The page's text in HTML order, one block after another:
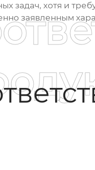
задач, хотя и
заявленным